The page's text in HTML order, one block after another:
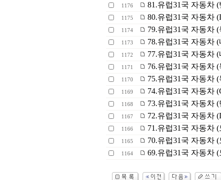
1176 81.유럽31국 자동차 (
1175 80.유럽31국 자동차
1174 79.유럽31국 자동차
1173 78.유럽31국 자동차
1172 77.유럽31국 자동차
1171 76.유럽31국 자동차
1170 75.유럽31국 자동차
1169 74.유럽31국 자동차
1168 73.유럽31국 자동차 (
1167 72.유럽31국 자동차
1166 71.유럽31국 자동차 (
1165 70.유럽31국 자동차
1164 69.유럽31국 자동차